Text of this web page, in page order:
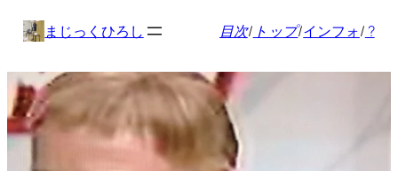
ス
キ
ッ
プ
まじっくひろし 目次/ トップ/インフォ/ ?